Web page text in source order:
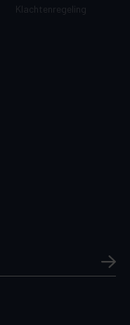
Klachtenregeling